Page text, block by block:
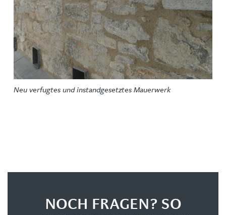
Neu verfugtes und instandgesetztes Mauerwerk
NOCH FRAGEN? SO